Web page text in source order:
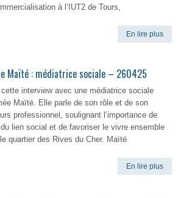
à l’IUT2 de Tours,
En lire plus
Maïté : médiatrice sociale – 260425
cette interview avec une médiatrice sociale
Maïté. Elle parle de son rôle et de son
professionnel, soulignant l’importance de
lien social et de favoriser le vivre ensemble
quartier des Rives du Cher. Maïté
En lire plus